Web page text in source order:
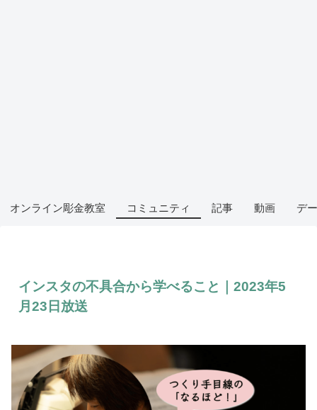
オンライン彫金教室 コミュニティ 記事 動画 デ
インスタの不具合から学べること｜2023年5
月23日放送